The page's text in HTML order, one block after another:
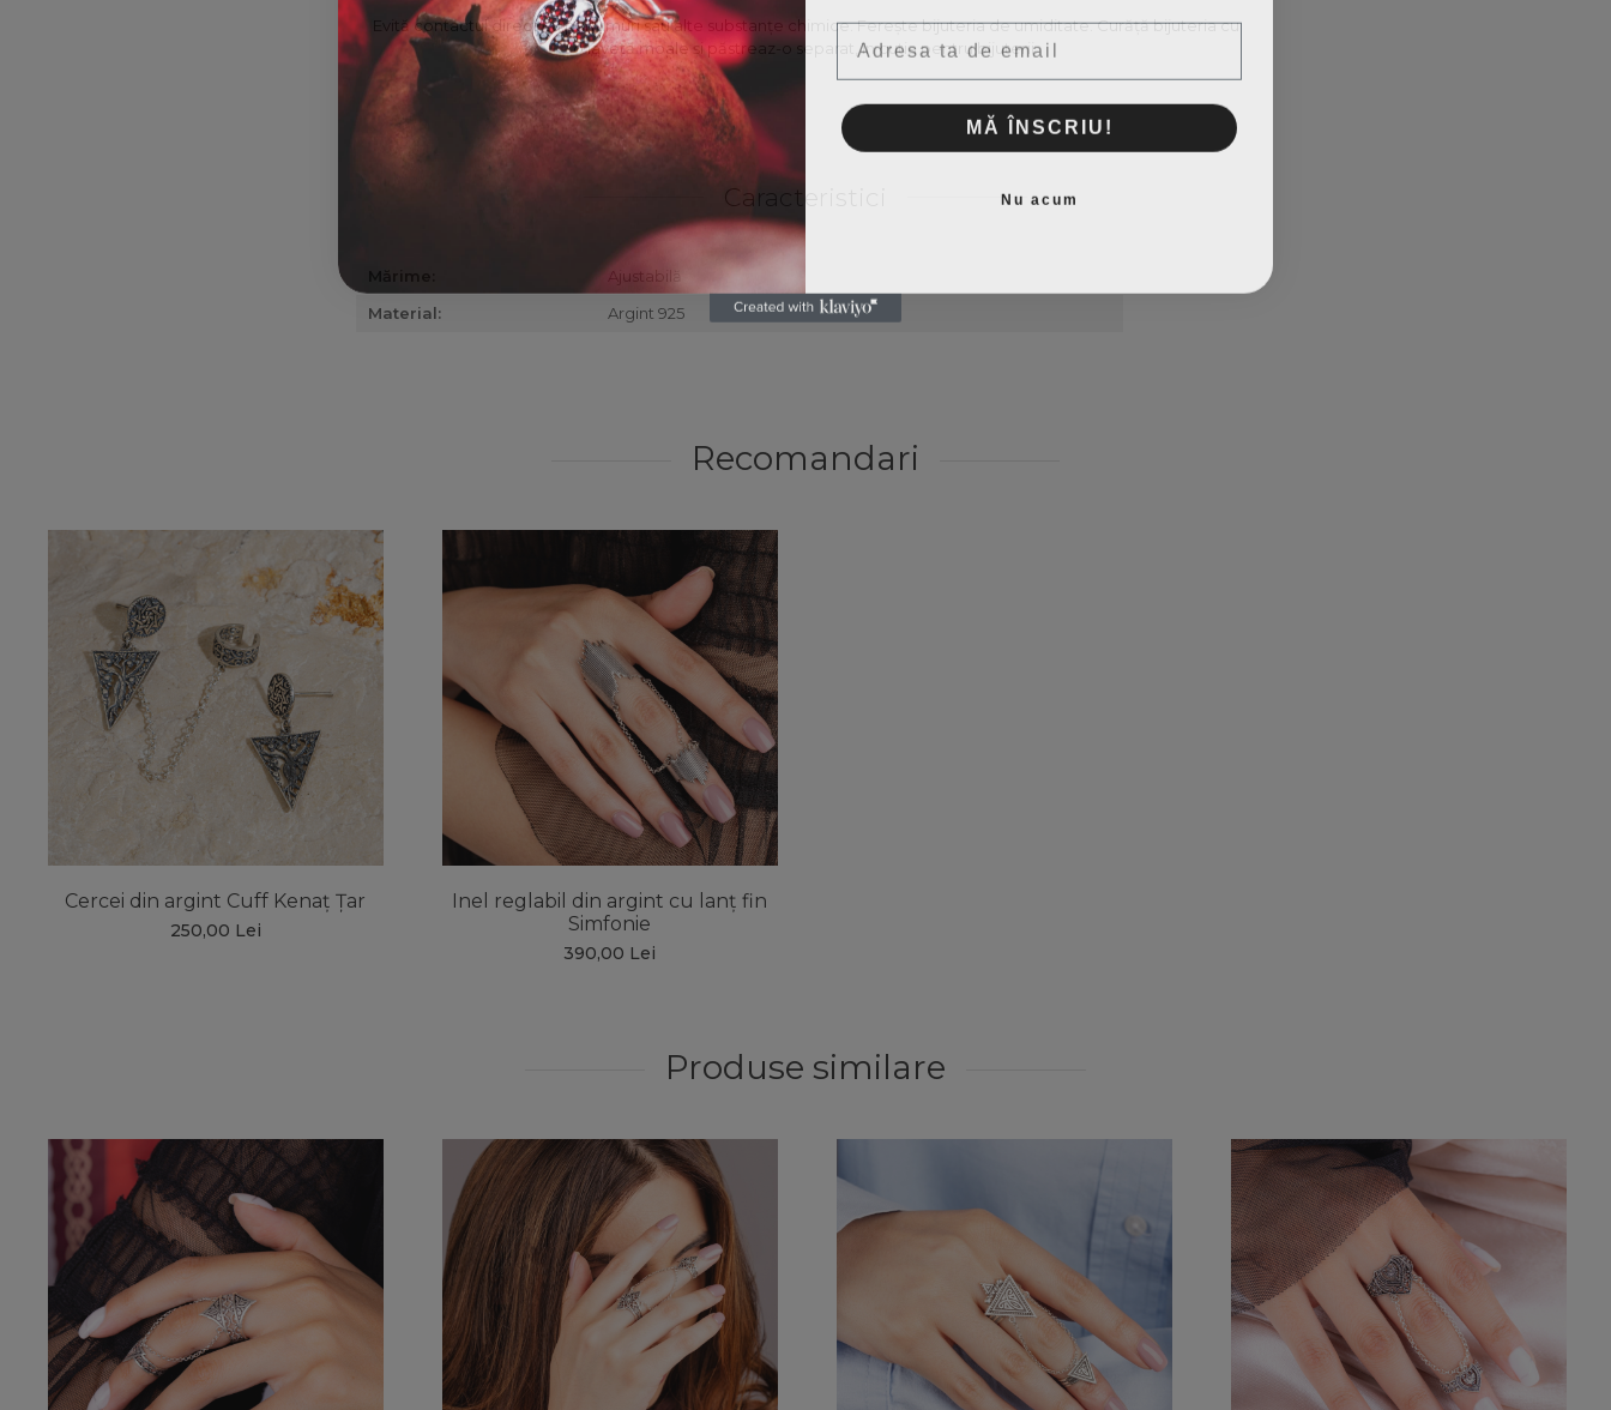
Evită contactul direct cu parfumuri sau alte substanțe chimice. Ferește bijuteria de umiditate. Curăță bijuteria cu
o lavetă moale și păstreaz-o separat, în cutia pentru bijuterii.
Caracteristici
Mărime:
Ajustabilă
Material:
Argint 925
Recomandari
Cercei din argint Cuff Kenaț Țar
250,00 Lei
Inel reglabil din argint cu lanț fin
Simfonie
390,00 Lei
Produse similare
Email
MĂ ÎNSCRIU!
Nu acum